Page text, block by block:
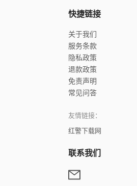
快捷链接
关于我们
服务条款
隐私政策
退款政策
免责声明
常见问答
友情链接：
红警下载网
联系我们